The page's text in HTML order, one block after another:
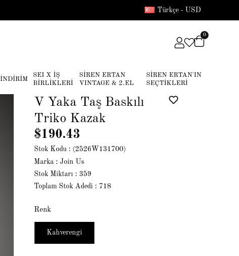
Türkçe - USD
0
İNDİRİM
SEI X İŞ
BİRLİKLERİ
SİREN ERTAN
VINTAGE & 2.EL
SİREN ERTAN'IN
SEÇTİKLERİ
V Yaka Taş Baskılı
Triko Kazak
$190.43
Stok Kodu
(2526W131700)
Marka : Join Us
Stok Miktarı : 359
Toplam Stok Adedi : 718
Renk
Kahverengi